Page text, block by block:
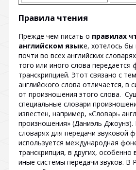
Правила чтения
Прежде чем писать о правилах
английском языке, хотелось
почти во всех английских
того или иного слова передается
транскрипцией. Этот связано с
английского слова отличается, в
от произношения этого слова.
специальные словари
известен, например, «Словарь
произношения» (Даниэль
словарях для передачи звуковой
используется международная
транскрипция, в других, особенно
иные системы передачи звуков. В